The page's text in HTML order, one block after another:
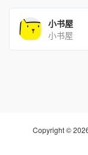
小书屋
小书屋
Copyright ©